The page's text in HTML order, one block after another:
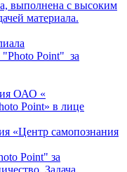
выполнена с высоким
материала.
Point" за
ОАО «
Point» в лице
«Центр самопознания
Point" за
Задача,